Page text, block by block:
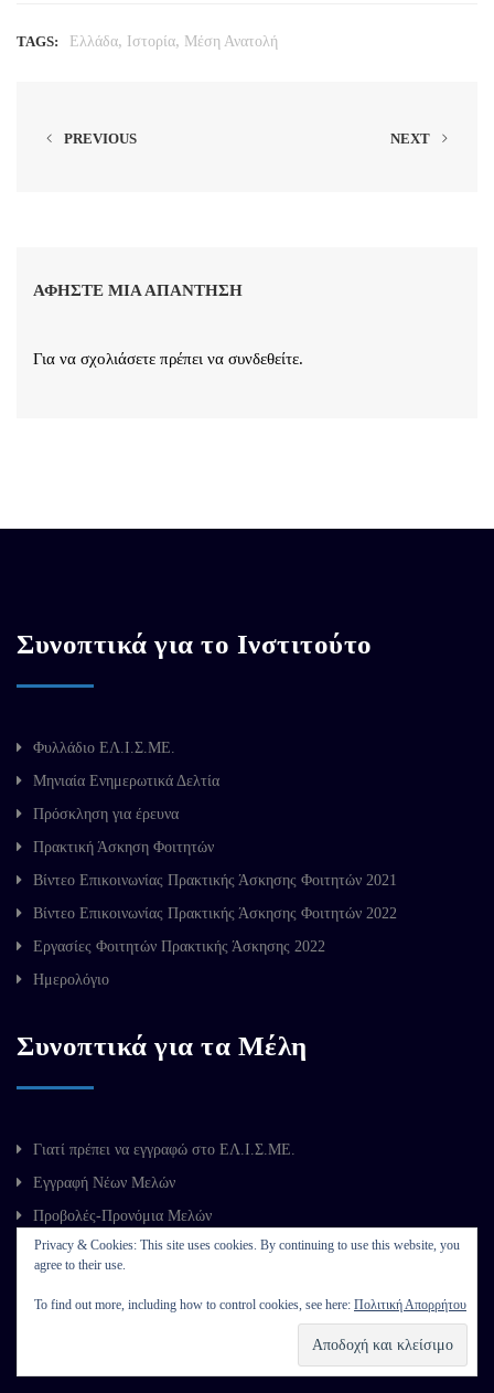
TAGS: Ελλάδα, Ιστορία, Μέση Ανατολή
PREVIOUS NEXT
ΑΦΉΣΤΕ ΜΙΑ ΑΠΆΝΤΗΣΗ
Για να σχολιάσετε πρέπει να συνδεθείτε.
Συνοπτικά για το Ινστιτούτο
Φυλλάδιο ΕΛ.Ι.Σ.ΜΕ.
Μηνιαία Ενημερωτικά Δελτία
Πρόσκληση για έρευνα
Πρακτική Άσκηση Φοιτητών
Βίντεο Επικοινωνίας Πρακτικής Άσκησης Φοιτητών 2021
Βίντεο Επικοινωνίας Πρακτικής Άσκησης Φοιτητών 2022
Εργασίες Φοιτητών Πρακτικής Άσκησης 2022
Ημερολόγιο
Συνοπτικά για τα Μέλη
Γιατί πρέπει να εγγραφώ στο ΕΛ.Ι.Σ.ΜΕ.
Εγγραφή Νέων Μελών
Προβολές-Προνόμια Μελών
Εξόφληση Συνδρομών
Επικοινωνία
Privacy & Cookies: This site uses cookies. By continuing to use this website, you
agree to their use.
To find out more, including how to control cookies, see here: Πολιτική Απορρήτου